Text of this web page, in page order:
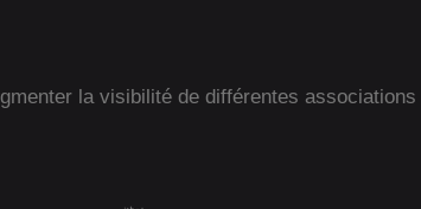
la visibilité de différentes